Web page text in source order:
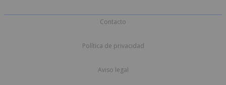
Contacto
Política de privacidad
Aviso legal